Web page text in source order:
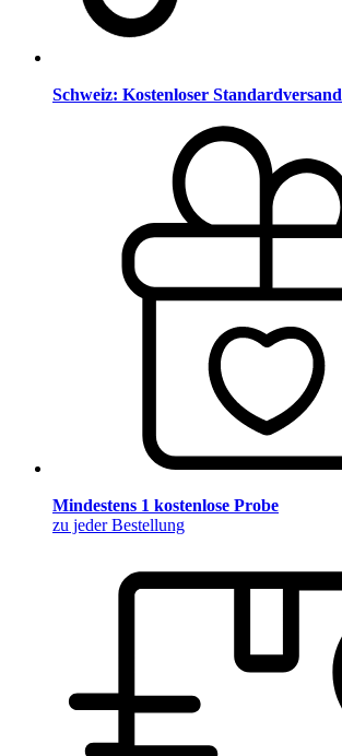
Schweiz: Kostenloser Standardversand
Mindestens 1 kostenlose Probe
zu jeder Bestellung